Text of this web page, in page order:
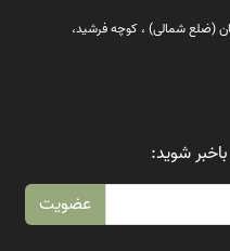
(ضلع شمالی) ، کوچه فرشید،
شوید:
عضویت